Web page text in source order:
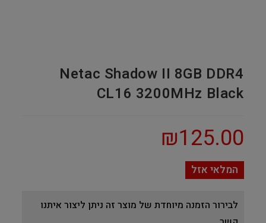
Netac Shadow II 8GB DDR4
CL16 3200MHz Black
₪125.00
המלאי אזל
לבירור הזמנה מיוחדת של מוצר זה ניתן ליצור איתנו